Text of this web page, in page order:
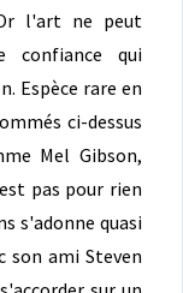
l'art ne peut
confiance qui
Espèce rare en
ci-dessus
Mel Gibson,
pas pour rien
s'adonne quasi
son ami Steven